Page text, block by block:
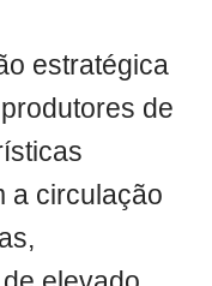
estratégica
de
a circulação